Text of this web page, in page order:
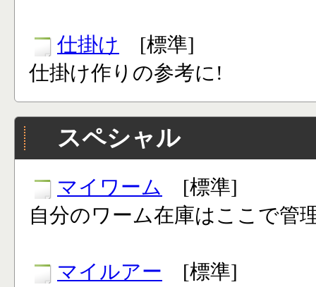
仕掛け [標準]
仕掛け作りの参考に!
スペシャル
マイワーム
[標準]
自分のワーム在庫はここで管
マイルアー [標準]